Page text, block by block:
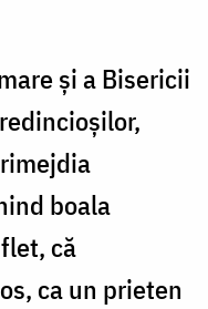
și a Bisericii
boala
că
ca un prieten